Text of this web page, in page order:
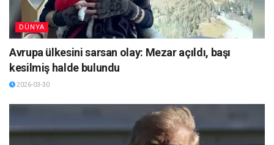
DÜNYA
Avrupa ülkesini sarsan olay: Mezar açıldı, başı
kesilmiş halde bulundu
2026-03-30